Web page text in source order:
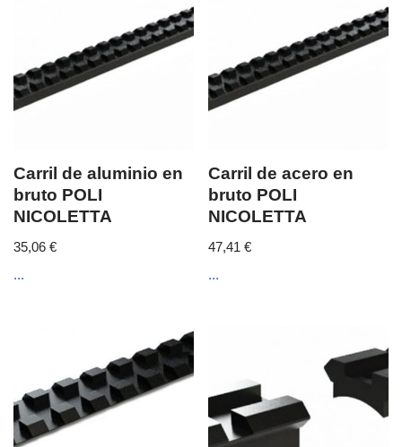
Carril de aluminio en
bruto POLI
NICOLETTA
35,06 €
...
Carril de acero en
bruto POLI
NICOLETTA
47,41€
...